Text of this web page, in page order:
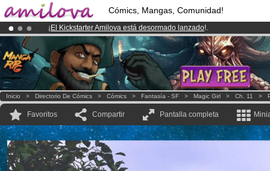
Cómics, Mangas, Comunidad!
¡ El Kickstarter Amilova está desormado lanzado!.
¡Conviertete en Premium por3.95 eurosal mes!Hazte Premium ya
¡Ya tenemos 134393miembrosy 1208 Cómics y Mangas!.
Inicio > Directorio De Cómics > Cómics > Fantasía - SF > Magic Girl > Ch. 11 >
Favoritos Compartir Pantalla completa